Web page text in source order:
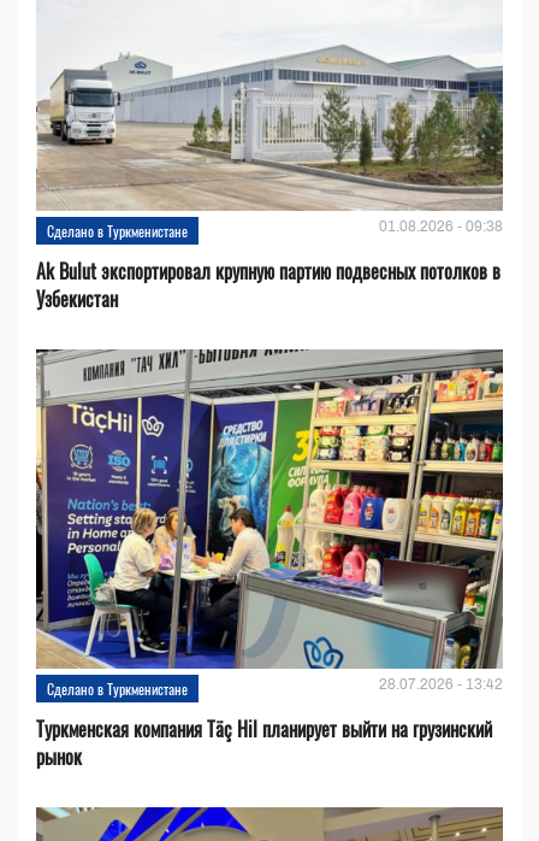
Сделано в Туркменистане 01.08.2026 - 09:38
Ak Bulut экспортировал крупную партию подвесных потолков в
Узбекистан
Сделано в Туркменистане 28.07.2026 - 13:42
Туркменская компания Täç Hil планирует выйти на грузинский
рынок